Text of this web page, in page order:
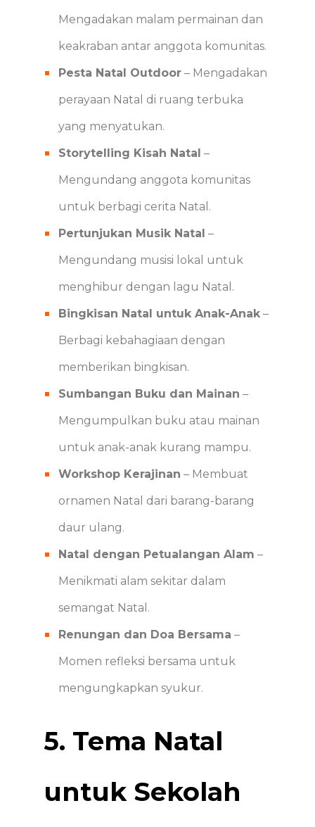
Mengadakan malam permainan dan
keakraban antar anggota komunitas.
Pesta Natal Outdoor – Mengadakan
perayaan Natal di ruang terbuka
yang menyatukan.
Storytelling Kisah Natal –
Mengundang anggota komunitas
untuk berbagi cerita Natal.
Pertunjukan Musik Natal –
Mengundang musisi lokal untuk
menghibur dengan lagu Natal.
Bingkisan Natal untuk Anak-Anak –
Berbagi kebahagiaan dengan
memberikan bingkisan.
Sumbangan Buku dan Mainan –
Mengumpulkan buku atau mainan
untuk anak-anak kurang mampu.
Workshop Kerajinan – Membuat
ornamen Natal dari barang-barang
daur ulang.
Natal dengan Petualangan Alam –
Menikmati alam sekitar dalam
semangat Natal.
Renungan dan Doa Bersama –
Momen refleksi bersama untuk
mengungkapkan syukur.
5. Tema Natal
untuk Sekolah